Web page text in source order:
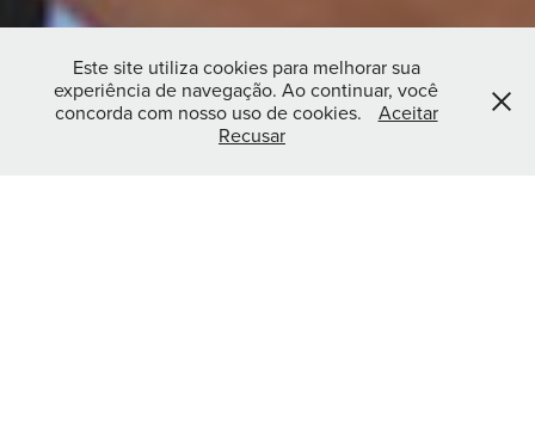
Este site utiliza cookies para melhorar sua
experiência de navegação. Ao continuar, você
concorda com nosso uso de cookies.
Aceitar
Recusar